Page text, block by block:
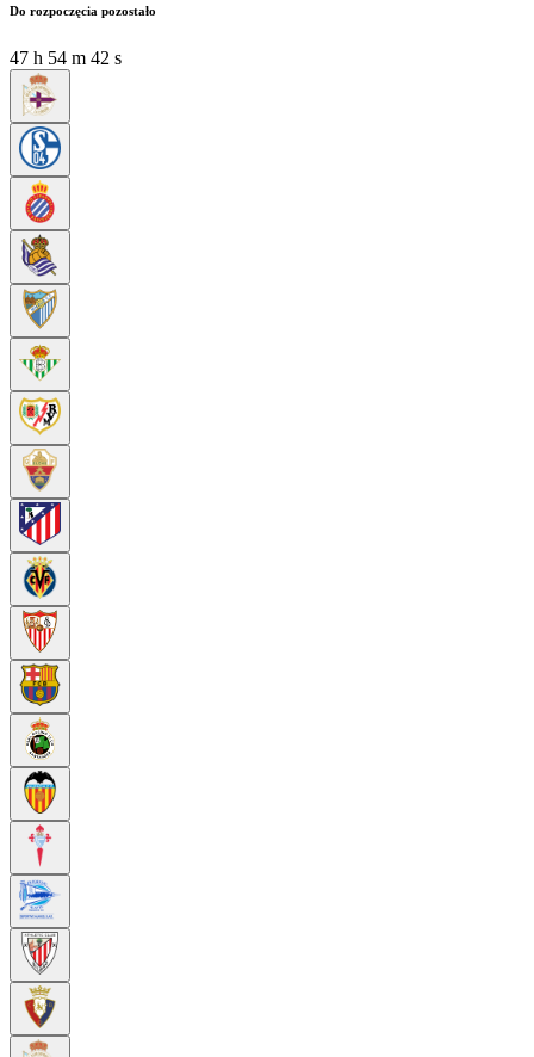
Do rozpoczęcia pozostało
47 h 54 m 41 s